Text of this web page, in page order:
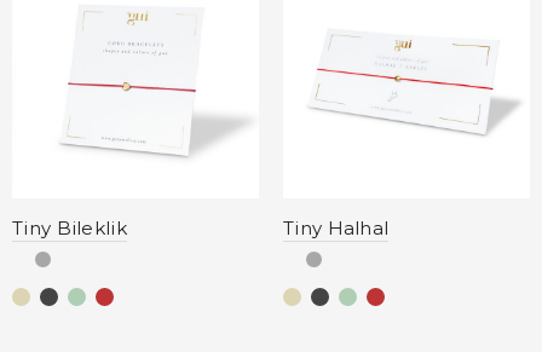
Tiny Bileklik Tiny Halhal